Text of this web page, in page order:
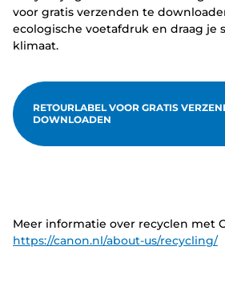
voor gratis verzenden te
ecologische voetafdruk en draag je
klimaat.
RETOURLABEL VOOR GRATIS
DOWNLOADEN
Meer informatie over recyclen met
https://canon.nl/about-us/recycling/